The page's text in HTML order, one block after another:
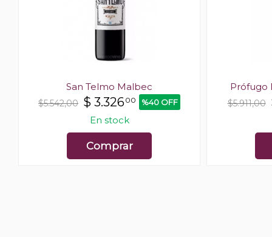
San Telmo Malbec
$5.542,00 $ 3.32600 %40 OFF
En stock
Comprar
Prófugo
$5.911,00